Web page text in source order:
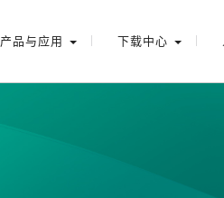
产品与应用 下载中心